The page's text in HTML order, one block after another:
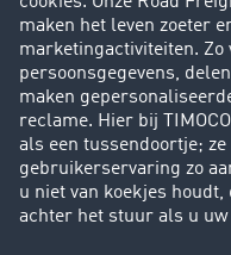
Success Stories
Klanten werven klanten
Support
Contact